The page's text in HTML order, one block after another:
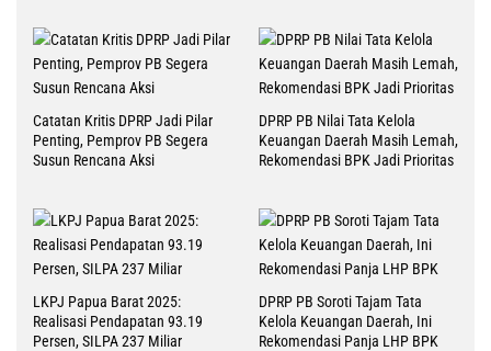
Catatan Kritis DPRP Jadi Pilar
Penting, Pemprov PB Segera
Susun Rencana Aksi
DPRP PB Nilai Tata Kelola
Keuangan Daerah Masih Lemah,
Rekomendasi BPK Jadi Prioritas
LKPJ Papua Barat 2025:
Realisasi Pendapatan 93.19
Persen, SILPA 237 Miliar
DPRP PB Soroti Tajam Tata
Kelola Keuangan Daerah, Ini
Rekomendasi Panja LHP BPK